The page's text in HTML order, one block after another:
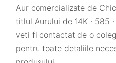
Aur comercializate de
titlul Aurului de 14K · 585
veti fi contactat de o
pentru toate detaliile